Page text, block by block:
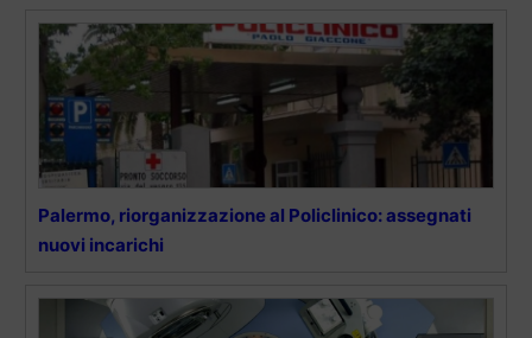
Palermo, riorganizzazione al Policlinico: assegnati
nuovi incarichi